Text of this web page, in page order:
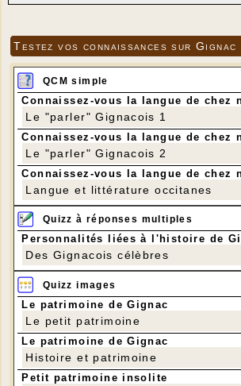
Pour les poser, de nombreux
convenir : un plateau en bois ou en
assiette, une ardoise, une belle
rien.
Pas de matériel particulier à prévoir
outils habituels.
N’oubliez pas de vous inscrire avant
octobre … merci !
Je me réjouis de vous retrouver,
Anne Marie
Tél 07 87 40 88 64
Testez vos connaissances sur Gignac
QCM simple
Connaissez-vous la langue de chez
Le "parler" Gignacois 1
Connaissez-vous la langue de chez
Le "parler" Gignacois 2
Connaissez-vous la langue de chez
Langue et littérature occitanes
Quizz à réponses multiples
Personnalités liées à l'histoire de
Des Gignacois célèbres
Quizz images
Le patrimoine de Gignac
Le petit patrimoine
Le patrimoine de Gignac
Histoire et patrimoine
Petit patrimoine insolite